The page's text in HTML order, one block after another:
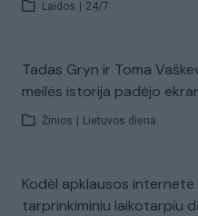
Laidos 24/7
Tadas Gryn ir Toma
meilės istorija padėjo
Žinios Lietuvos diena
Kodėl apklausos
tarprinkiminiu laikotarpiu